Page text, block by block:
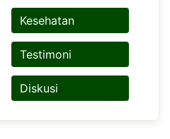
Kesehatan
Testimoni
Diskusi